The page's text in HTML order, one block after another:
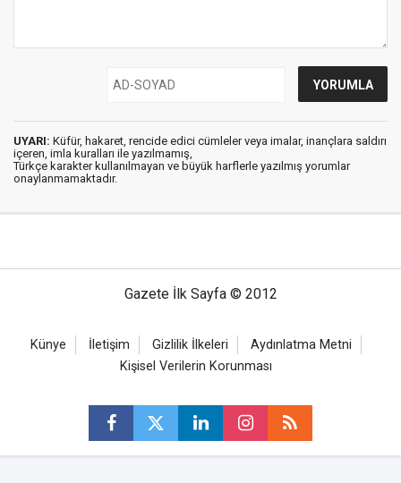
UYARI: Küfür, hakaret, rencide edici cümleler veya imalar, inançlara saldırı
içeren, imla kuralları ile yazılmamış,
Türkçe karakter kullanılmayan ve büyük harflerle yazılmış yorumlar
onaylanmamaktadır.
Gazete İlk Sayfa © 2012
Künye İletişim Gizlilik İlkeleri
Aydınlatma Metni
Kişisel Verilerin Korunması